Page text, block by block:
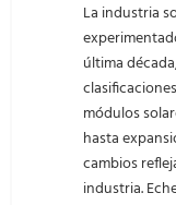
La industria
última
módulos
hasta
cambios
industria.